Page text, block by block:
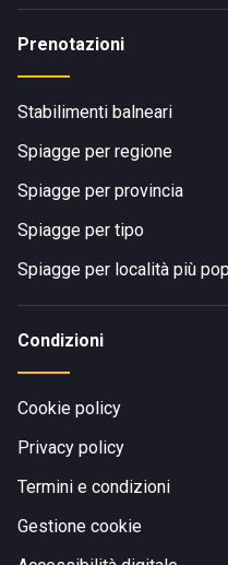
Prenotazioni
Stabilimenti balneari
Spiagge per regione
Spiagge per provincia
Spiagge per tipo
Spiagge per località più
Condizioni
Cookie policy
Privacy policy
Termini e condizioni
Gestione cookie